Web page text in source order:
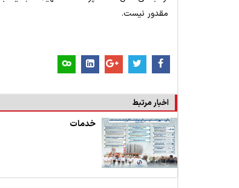
مقدور نیست.
اخبار مرتبط
خدمات